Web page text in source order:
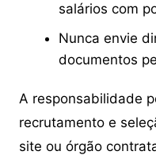
salários com
Nunca envie
documentos
A responsabilidade
recrutamento e
site ou órgão